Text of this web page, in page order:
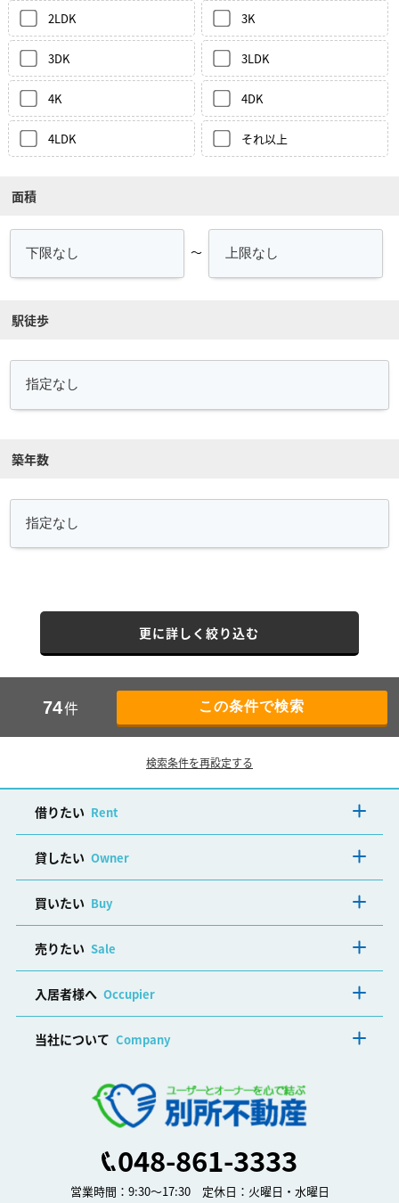
2LDK 3K
3DK 3LDK
4K 4DK
4LDK それ以上
面積
～
駅徒歩
築年数
更に詳しく絞り込む
74件
検索条件を再設定する
借りたい Rent
貸したい Owner
買いたい Buy
売りたい Sale
入居者様へ Occupier
当社について Company
048-861-3333
営業時間：9:30～17:30 定休日：火曜日・水曜日